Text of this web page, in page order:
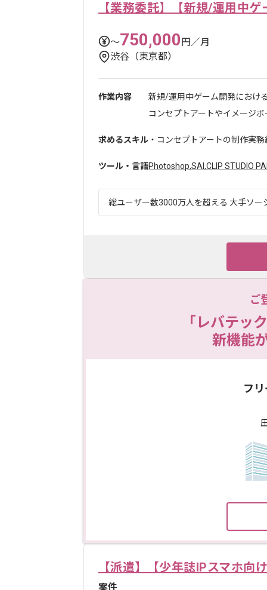
【業務委託】【新規/運用中
〜750,000円／月
渋谷（東京都）
作業内容
新規/運用中ゲーム開発におけ
コンセプトアートやイメージ
求めるスキル ・コンセプトアートの制作実
ツール・言語Photoshop,SAI ,CLIP STUDIO
総ユーザー数3000万人を超える 大手ソ
ご
「レバテッ
新機能
フ
【派遣】【少年誌IPスマホ向
案件